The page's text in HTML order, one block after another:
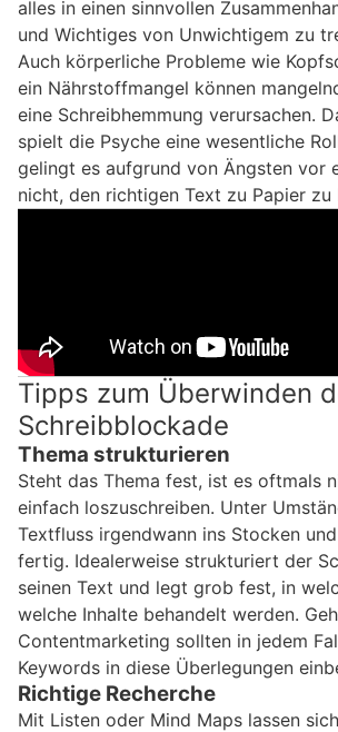
alles in einen sinnvollen
und Wichtiges von Unwichtigem zu
Auch körperliche Probleme wie
ein Nährstoffmangel können
eine Schreibhemmung verursachen.
spielt die Psyche eine wesentliche
gelingt es aufgrund von Ängsten vor
nicht, den richtigen Text zu Papier zu
Tipps zum Überwinden
Schreibblockade
Thema strukturieren
Steht das Thema fest, ist es oftmals
einfach loszuschreiben. Unter
Textfluss irgendwann ins Stocken
fertig. Idealerweise strukturiert der
seinen Text und legt grob fest, in
welche Inhalte behandelt werden.
Contentmarketing sollten in jedem
Keywords in diese Überlegungen
Richtige Recherche
Mit Listen oder Mind Maps lassen